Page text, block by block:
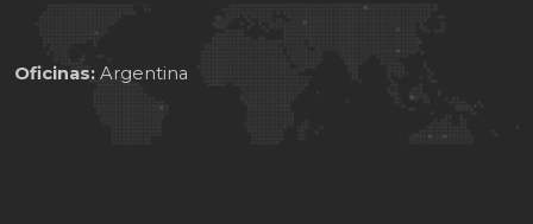
Oficinas: Argentina